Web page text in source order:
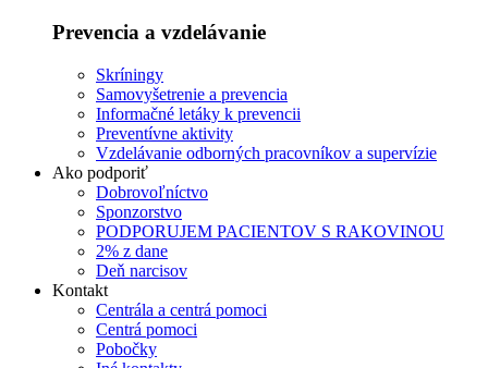
Prevencia a vzdelávanie
Skríningy
Samovyšetrenie a prevencia
Informačné letáky k prevencii
Preventívne aktivity
Vzdelávanie odborných pracovníkov a supervízie
Ako podporiť
Dobrovoľníctvo
Sponzorstvo
PODPORUJEM PACIENTOV S RAKOVINOU
2% z dane
Deň narcisov
Kontakt
Centrála a centrá pomoci
Centrá pomoci
Pobočky